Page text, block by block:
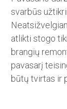
svarbūs
atlikti stogo
brangių
pavasarį
būtų tvirtas ir